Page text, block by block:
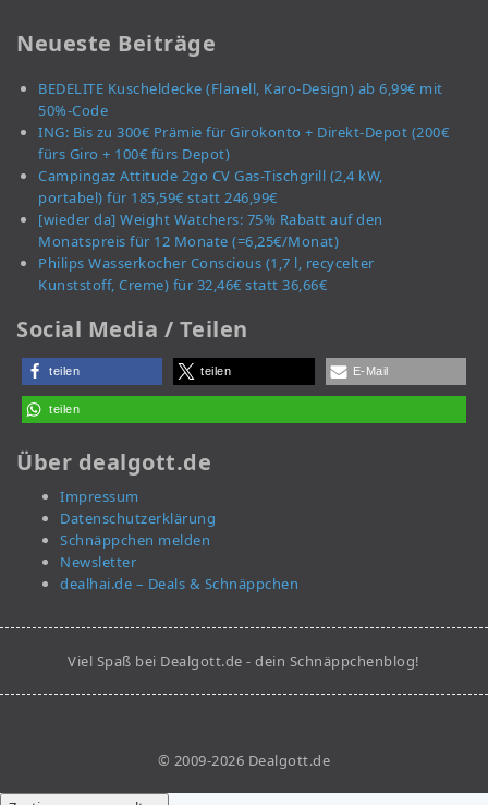
Neueste Beiträge
BEDELITE Kuscheldecke (Flanell, Karo-Design) ab 6,99€ mit
50%-Code
ING: Bis zu 300€ Prämie für Girokonto + Direkt-Depot (200€
fürs Giro + 100€ fürs Depot)
Campingaz Attitude 2go CV Gas-Tischgrill (2,4 kW,
portabel) für 185,59€ statt 246,99€
[wieder da] Weight Watchers: 75% Rabatt auf den
Monatspreis für 12 Monate (=6,25€/Monat)
Philips Wasserkocher Conscious (1,7 l, recycelter
Kunststoff, Creme) für 32,46€ statt 36,66€
Social Media / Teilen
teilen teilen E-Mail
teilen
Über dealgott.de
Impressum
Datenschutzerklärung
Schnäppchen melden
Newsletter
dealhai.de – Deals & Schnäppchen
Viel Spaß bei Dealgott.de - dein Schnäppchenblog!
© 2009-2026 Dealgott.de